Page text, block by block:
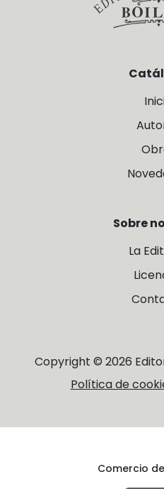
Sobre
La
Copyright © 2026
Política de
Comercio